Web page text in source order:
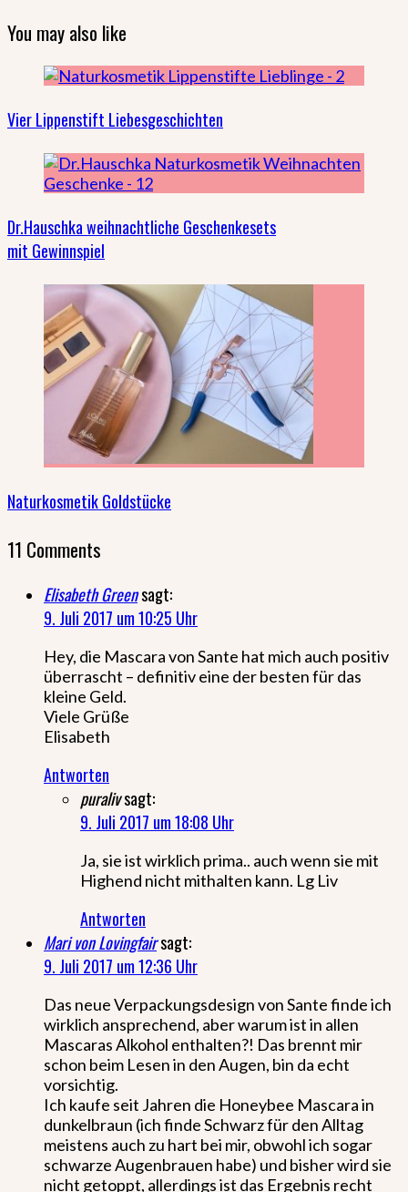
You may also like
Vier Lippenstift Liebesgeschichten
Dr.Hauschka weihnachtliche Geschenkesets
mit Gewinnspiel
Naturkosmetik Goldstücke
11 Comments
Elisabeth Greensagt:
9. Juli 2017 um 10:25 Uhr
Hey, die Mascara von Sante hat mich auch positiv
überrascht – definitiv eine der besten für das
kleine Geld.
Viele Grüße
Elisabeth
Antworten
puralivsagt:
9. Juli 2017 um 18:08 Uhr
Ja, sie ist wirklich prima.. auch wenn sie mit
Highend nicht mithalten kann. Lg Liv
Antworten
Mari von Lovingfairsagt:
9. Juli 2017 um 12:36 Uhr
Das neue Verpackungsdesign von Sante finde ich
wirklich ansprechend, aber warum ist in allen
Mascaras Alkohol enthalten?! Das brennt mir
schon beim Lesen in den Augen, bin da echt
vorsichtig.
Ich kaufe seit Jahren die Honeybee Mascara in
dunkelbraun (ich finde Schwarz für den Alltag
meistens auch zu hart bei mir, obwohl ich sogar
schwarze Augenbrauen habe) und bisher wird sie
nicht getoppt, allerdings ist das Ergebnis recht